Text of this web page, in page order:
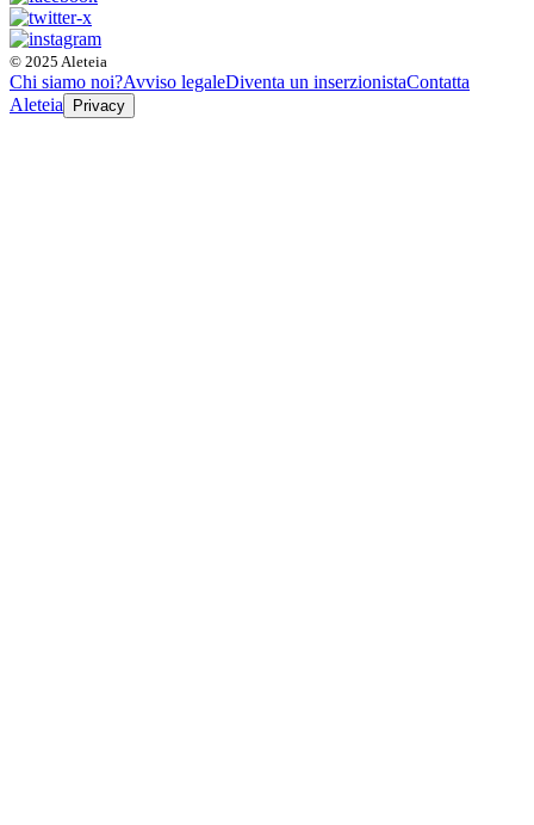
© 2025 Aleteia
Chi siamo noi?Avviso legaleDiventa un inserzionistaContatta
Aleteia
Privacy